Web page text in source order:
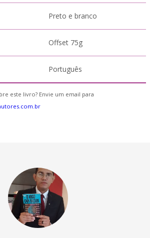
Preto e branco
Offset 75g
Português
este livro? Envie um email para